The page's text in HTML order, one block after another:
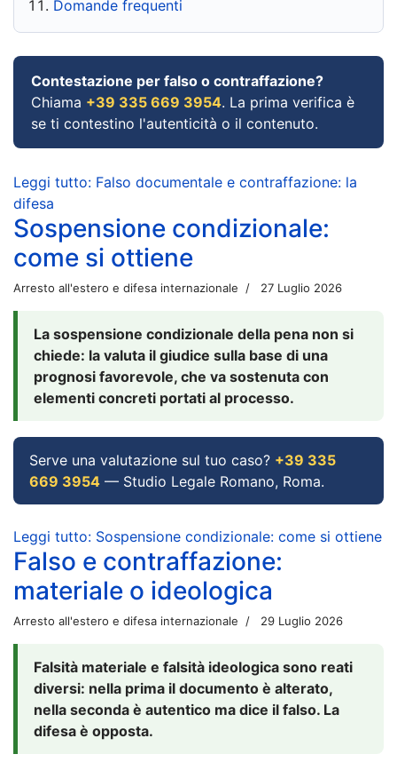
Domande frequenti
Contestazione per falso o contraffazione?
Chiama +39 335 669 3954. La prima verifica è
se ti contestino l'autenticità o il contenuto.
Leggi tutto: Falso documentale e contraffazione: la
difesa
Sospensione condizionale:
come si ottiene
Arresto all'estero e difesa internazionale 27 Luglio 2026
La sospensione condizionale della pena non si
chiede: la valuta il giudice sulla base di una
prognosi favorevole, che va sostenuta con
elementi concreti portati al processo.
Serve una valutazione sul tuo caso? +39 335
669 3954 — Studio Legale Romano, Roma.
Leggi tutto: Sospensione condizionale: come si ottiene
Falso e contraffazione:
materiale o ideologica
Arresto all'estero e difesa internazionale 29 Luglio 2026
Falsità materiale e falsità ideologica sono reati
diversi: nella prima il documento è alterato,
nella seconda è autentico ma dice il falso. La
difesa è opposta.